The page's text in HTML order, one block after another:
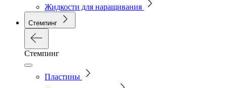
Жидкости для наращивания
Стемпинг
Стемпинг
Пластины